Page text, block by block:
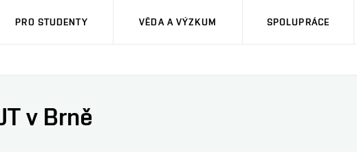
PRO STUDENTY VĚDA A VÝZKUM SPOLUPRÁCE
v Brně